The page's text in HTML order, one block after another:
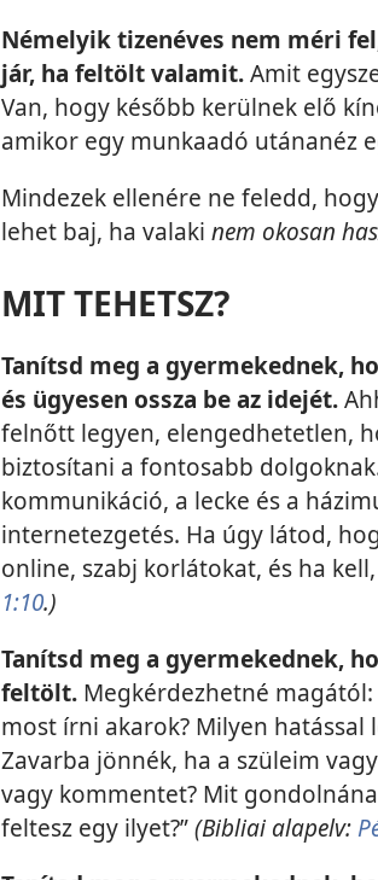
Némelyik tizenéves nem méri
jár, ha feltölt valamit.Amit
Van, hogy később kerülnek elő
amikor egy munkaadó utánanéz
Mindezek ellenére ne feledd, hogy
lehet baj, ha valaki nem okosan
MIT TEHETSZ?
Tanítsd meg a gyermekednek,
és ügyesen ossza be az idejét.
felnőtt legyen, elengedhetetlen,
biztosítani a fontosabb
kommunikáció, a lecke és a
internetezgetés. Ha úgy látod,
online, szabj korlátokat, és ha
1:10.)
Tanítsd meg a gyermekednek,
feltölt. Megkérdezhetné
most írni akarok? Milyen hatással
Zavarba jönnék, ha a szüleim
vagy kommentet? Mit
feltesz egy ilyet?”(Bibliai alapelv: